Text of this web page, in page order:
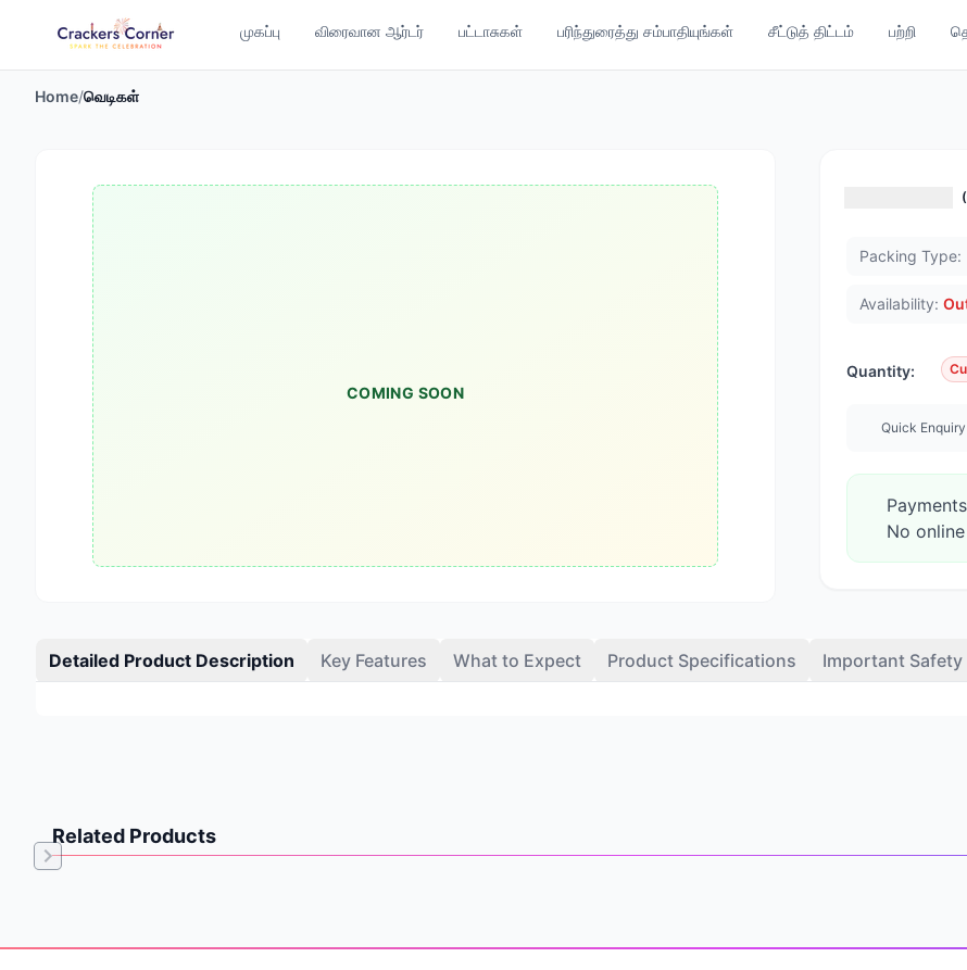
முகப்பு விரைவான ஆர்டர் பட்டாசுகள் பரிந்துரைத்து சம்பாதியுங்கள் சீட்டுத் திட்டம் பற்றி
Home/வெடிகள்
COMING SOON
Packing Type:
Availability:
Quantity:
Quick
No
Detailed Product Description Key Features What to Expect Product Specifications Important
Related Products
of